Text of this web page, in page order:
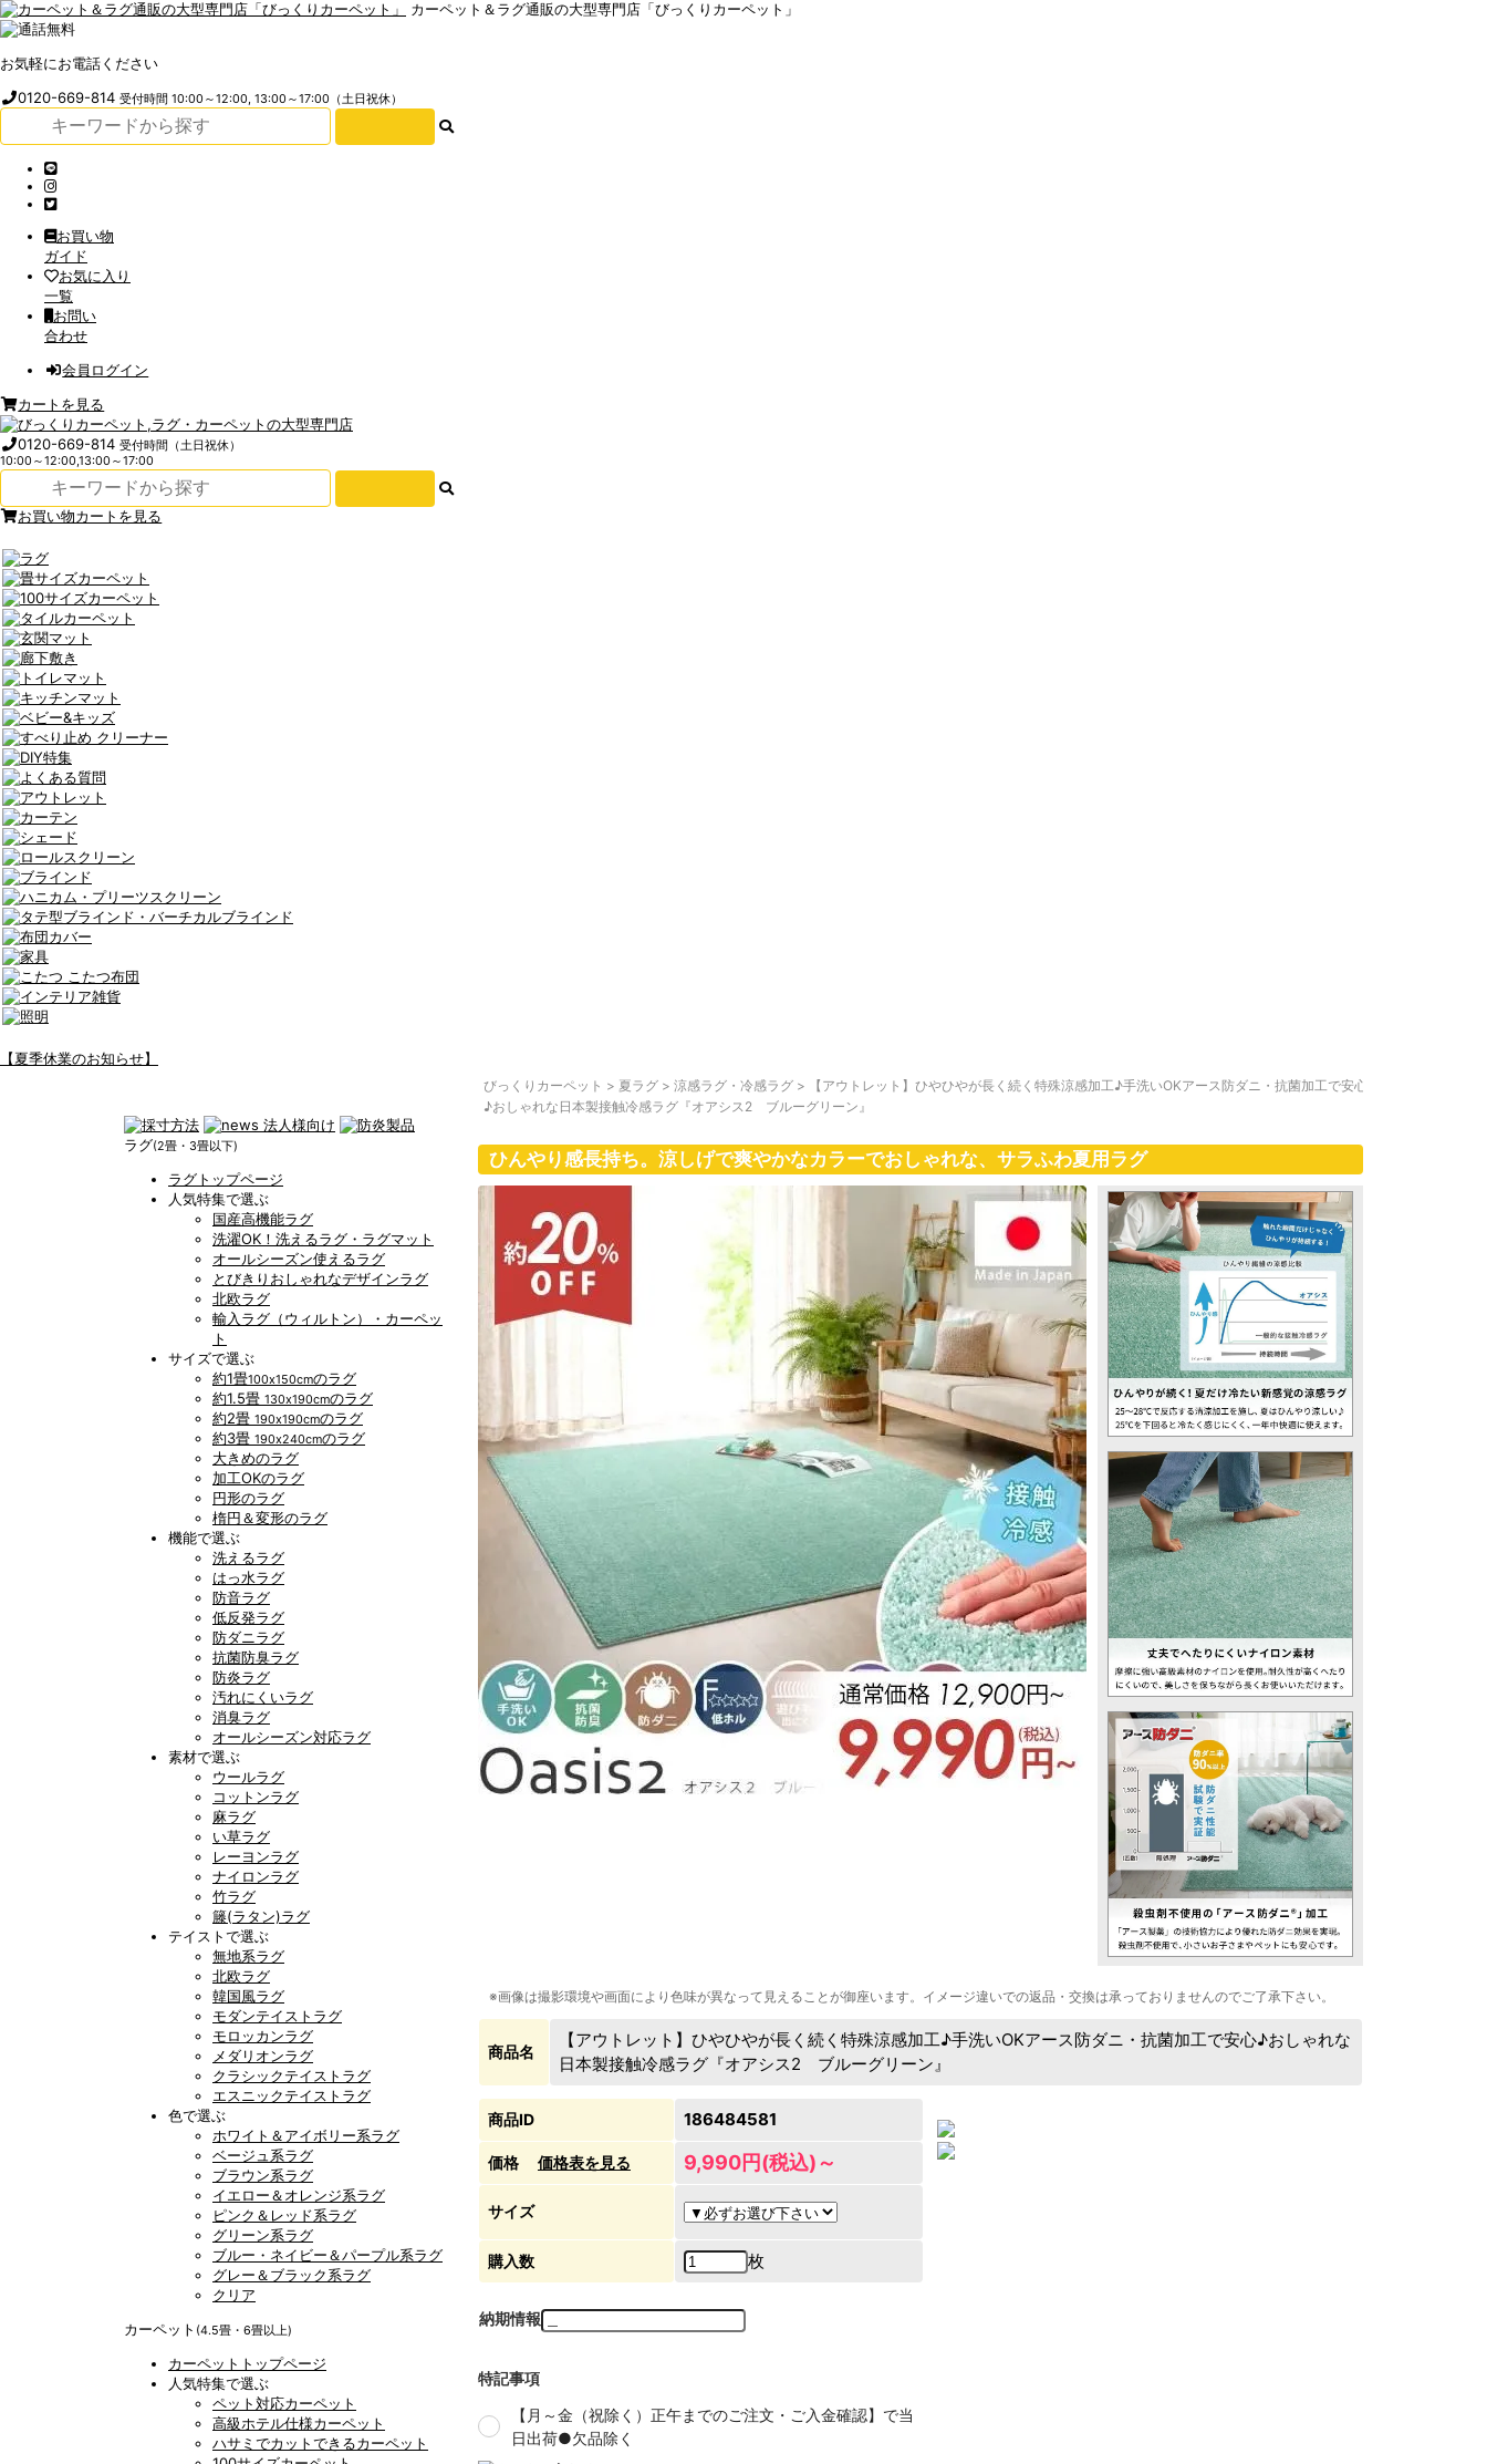
カーペット＆ラグ通販の大型専門店「びっくりカーペット」
お気軽にお電話ください
0120-669-814受付時間 10:00～12:00, 13:00～17:00（土日祝休）
お買い物
ガイド
お気に入り
一覧
お問い
合わせ
会員ログイン
カートを見る
0120-669-814受付時間（土日祝休）
10:00～12:00,13:00～17:00
お買い物カートを見る
【夏季休業のお知らせ】
ラグ(2畳・3畳以下)
ラグトップページ
人気特集で選ぶ
国産高機能ラグ
洗濯OK！洗えるラグ・ラグマット
オールシーズン使えるラグ
とびきりおしゃれなデザインラグ
北欧ラグ
輸入ラグ（ウィルトン）・カーペッ
ト
サイズで選ぶ
約1畳100x150cmのラグ
約1.5畳 130x190cmのラグ
約2畳 190x190cmのラグ
約3畳 190x240cmのラグ
大きめのラグ
加工OKのラグ
円形のラグ
楕円＆変形のラグ
機能で選ぶ
洗えるラグ
はっ水ラグ
防音ラグ
低反発ラグ
防ダニラグ
抗菌防臭ラグ
防炎ラグ
汚れにくいラグ
消臭ラグ
オールシーズン対応ラグ
素材で選ぶ
ウールラグ
コットンラグ
麻ラグ
い草ラグ
レーヨンラグ
ナイロンラグ
竹ラグ
籐(ラタン)ラグ
テイストで選ぶ
無地系ラグ
北欧ラグ
韓国風ラグ
モダンテイストラグ
モロッカンラグ
メダリオンラグ
クラシックテイストラグ
エスニックテイストラグ
色で選ぶ
ホワイト＆アイボリー系ラグ
ベージュ系ラグ
ブラウン系ラグ
イエロー＆オレンジ系ラグ
ピンク＆レッド系ラグ
グリーン系ラグ
ブルー・ネイビー＆パープル系ラグ
グレー＆ブラック系ラグ
クリア
カーペット (4.5畳・6畳以上)
カーペットトップページ
人気特集で選ぶ
ペット対応カーペット
高級ホテル仕様カーペット
ハサミでカットできるカーペット
びっくりカーペット > 夏ラグ > 涼感ラグ・冷感ラグ >
【アウトレット】ひやひやが長く続く特殊涼感加工♪手洗いOKアース防ダニ・抗菌加工で安心
♪おしゃれな日本製接触冷感ラグ『オアシス2 ブルーグリーン』
ひんやり感長持ち。涼しげで爽やかなカラーでおしゃれな、サラふわ夏用ラグ
※画像は撮影環境や画面により色味が異なって見えることが御座います。イメージ違いでの返品・交換は承っておりませんのでご了承下さい。
商品名
【アウトレット】ひやひやが長く続く特殊涼感加工♪手洗いOKアース防ダニ・抗菌加工で安心♪おしゃれな
日本製接触冷感ラグ『オアシス2 ブルーグリーン』
商品ID 186484581
価格 価格表を見る 9,990円(税込)～
サイズ
購入数 枚
納期情報
特記事項
【月～金（祝除く）正午までのご注文・ご入金確認】で当
日出荷●欠品除く